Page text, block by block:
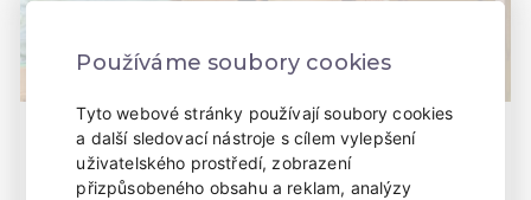
Chatka 5 lůžková
5 osob
V kempu máme k dispozici 1 pětilůžkovou chatku. Chatka stojí
Používáme soubory cookies
Tyto webové stránky používají soubory cookies
a další sledovací nástroje s cílem vylepšení
uživatelského prostředí, zobrazení
přizpůsobeného obsahu a reklam, analýzy